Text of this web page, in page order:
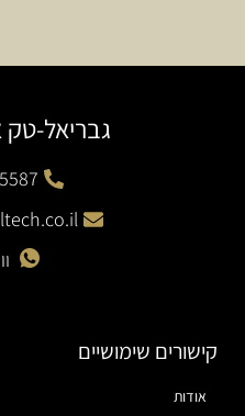
גבריאל-טק
קישורים שימושיים
אודות